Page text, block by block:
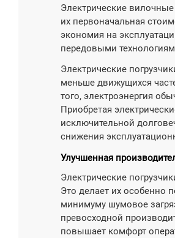
Электрические
их первоначальная
экономия на
передовыми
Электрические
меньше движущихся
того, электроэнергия
Приобретая
исключительной
снижения
Улучшенная
Электрические
Это делает их особенно
минимуму шумовое
превосходной
повышает комфорт